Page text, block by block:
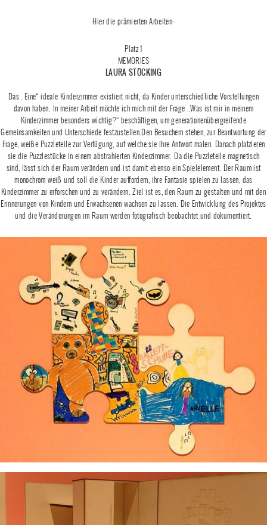
Hier die prämierten Arbeiten:
Platz 1
MEMORIES
LAURA STÖCKING
Das „Eine“ ideale Kinderzimmer existiert nicht, da Kinder unterschiedliche Vorstellungen
davon haben. In meiner Arbeit möchte ich mich mit der Frage „Was ist mir in meinem
Kinderzimmer besonders wichtig?“ beschäftigen, um generationenübergreifende
Gemeinsamkeiten und Unterschiede festzustellen.Den Besuchern stehen, zur Beantwortung der
Frage, weiße Puzzleteile zur Verfügung, auf welche sie ihre Antwort malen. Danach platzieren
sie die Puzzlestücke in einem abstrahierten Kinderzimmer. Da die Puzzleteile magnetisch
sind, lässt sich der Raum verändern und ist damit ebenso ein Spielelement. Der Raum ist
monochrom weiß und soll die Kinder auffordern, ihre Fantasie spielen zu lassen, das
Kinderzimmer zu erforschen und zu verändern. Ziel ist es, den Raum zu gestalten und mit den
Erinnerungen von Kindern und Erwachsenen wachsen zu lassen. Die Entwicklung des Projektes
und die Veränderungen im Raum werden fotografisch beobachtet und dokumentiert.